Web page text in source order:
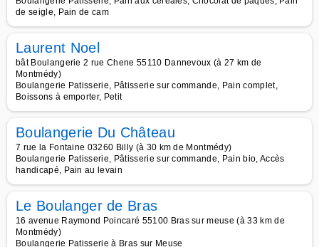
de seigle, Pain de cam
Laurent Noel
bât Boulangerie 2 rue Chene 55110 Dannevoux (à 27 km de
Montmédy)
Boulangerie Patisserie, Pâtisserie sur commande, Pain complet,
Boissons à emporter, Petit
Boulangerie Du Château
7 rue la Fontaine 03260 Billy (à 30 km de Montmédy)
Boulangerie Patisserie, Pâtisserie sur commande, Pain bio, Accès
handicapé, Pain au levain
Le Boulanger de Bras
16 avenue Raymond Poincaré 55100 Bras sur meuse (à 33 km de
Montmédy)
Boulangerie Patisserie à Bras sur Meuse